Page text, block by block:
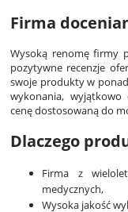
Firma
Wysoką renomę firmy
pozytywne recenzje
swoje produkty w
wykonania, wyjątkowo
cenę dostosowaną do
Dlaczego
Firma z
medycznych,
Wysoka jakość